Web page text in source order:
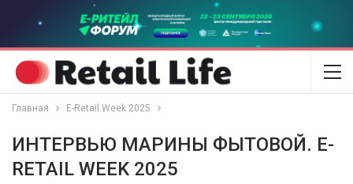
Главная E-Retail Week 2025
ИНТЕРВЬЮ МАРИНЫ ФЫТОВОЙ. E-
RETAIL WEEK 2025